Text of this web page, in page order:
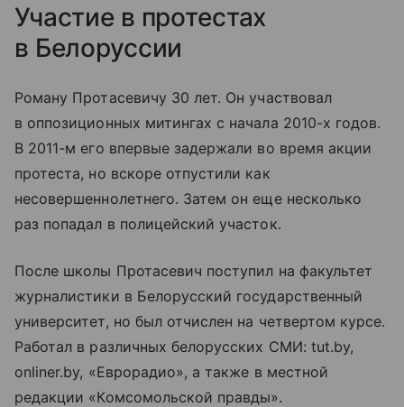
Участие в протестах
в Белоруссии
Роману Протасевичу 30 лет. Он участвовал
в оппозиционных митингах с начала 2010-х годов.
В 2011-м его впервые задержали во время акции
протеста, но вскоре отпустили как
несовершеннолетнего. Затем он еще несколько
раз попадал в полицейский участок.
После школы Протасевич поступил на факультет
журналистики в Белорусский государственный
университет, но был отчислен на четвертом курсе.
Работал в различных белорусских СМИ: tut.by,
onliner.by, «Еврорадио», а также в местной
редакции «Комсомольской правды».